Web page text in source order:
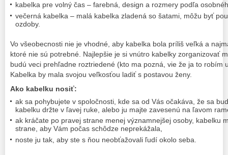
kabelka pre volný čas – farebná, design a rozmery podľa
večerná kabelka – malá kabelka zladená so šatami, môžu byť
ozdoby.
Vo všeobecnosti nie je vhodné, aby kabelka bola príliš veľká a
ktoré nie sú potrebné. Najlepšie je si vnútro kabelky zorganizovať
budú veci prehľadne roztriedené (kto ma pozná, vie že ja to robím
Kabelka by mala svojou veľkosťou ladiť s postavou ženy.
Ako kabelku nosiť:
ak sa pohybujete v spoločnosti, kde sa od Vás očakáva, že sa
kabelku držte v ľavej ruke, alebo ju majte zavesenú na ľavom
ak kráčate po pravej strane menej významnejšej osoby, kabelku
strane, aby Vám počas schôdze neprekážala,
noste ju tak, aby ste s ňou neobťažovali ľudí okolo seba.